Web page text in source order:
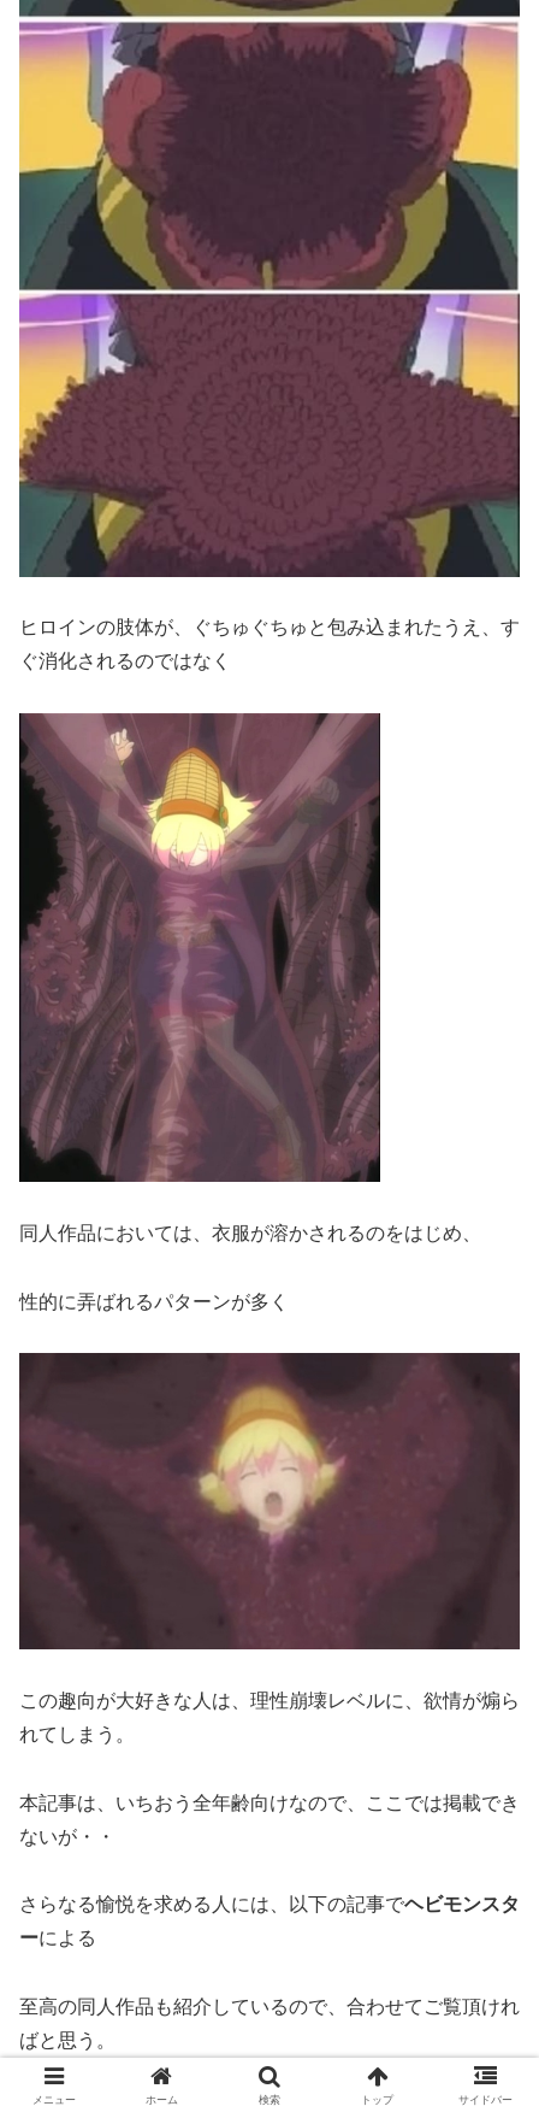
ヒロインの肢体が、ぐちゅぐちゅと包み込まれたうえ、す
ぐ消化されるのではなく
同人作品においては、衣服が溶かされるのをはじめ、
性的に弄ばれるパターンが多く
この趣向が大好きな人は、理性崩壊レベルに、欲情が煽ら
れてしまう。
本記事は、いちおう全年齢向けなので、ここでは掲載でき
ないが・・
さらなる愉悦を求める人には、以下の記事でヘビモンスタ
ーによる
至高の同人作品も紹介しているので、合わせてご覧頂けれ
ばと思う。
≫ラミアの身体に包まれて愛されるゾクゾク感【幻想スト
メニュー ホーム 検索 トップ サイドバー